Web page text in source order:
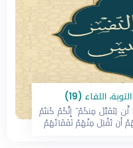
يُتَقَبَّلَ مِنكُمْ ۖ إِنَّكُمْ كُنتُمْ
أَن تُقْبَلَ مِنْهُمْ نَفَقَاتُهُمْ